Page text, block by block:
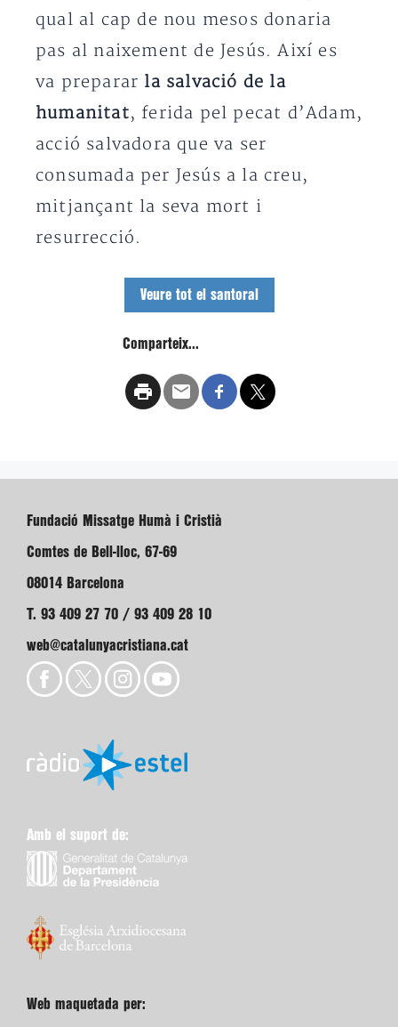
qual al cap de nou mesos donaria
pas al naixement de Jesús. Així es
va preparar la salvació de la
humanitat, ferida pel pecat d’Adam,
acció salvadora que va ser
consumada per Jesús a la creu,
mitjançant la seva mort i
resurrecció.
Veure tot el santoral
Comparteix...
Fundació Missatge Humà i Cristià
Comtes de Bell-lloc, 67-69
08014 Barcelona
T. 93 409 27 70 / 93 409 28 10
web@catalunyacristiana.cat
Amb el suport de:
Web maquetada per: